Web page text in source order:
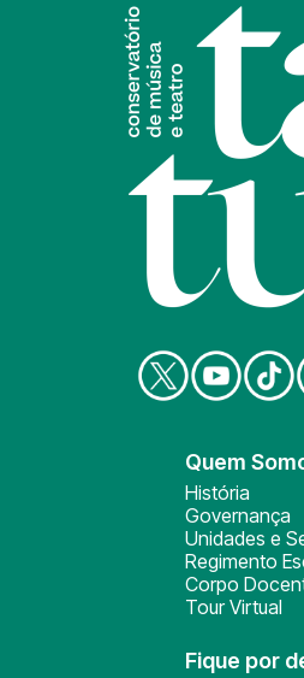
Quem
História
Governança
Unidades e
Regimento
Corpo
Tour Virtual
Fique por